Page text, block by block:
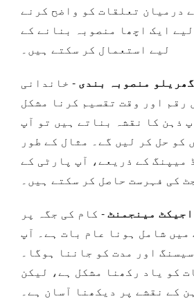
درمیان تعلقات کو واضح کرنے
ایک اچھا منصوبہ بنانے کے
لیے استعمال کر سکتے ہیں۔
منصوبہ بندی - خاندانی
رقم اور وقت تقسیم کرنا مشکل
ذہن کا نقشہ بناتے ہیں تو آپ
کو حل کر لیں گے۔ مثال کے طور
میپنگ کے ذریعے، آپ پارٹی کے
کی فہرست حاصل کر سکتے ہیں۔
مینجمنٹ- کام کی جگہ پر
شامل ہونا عام بات ہے۔ آپ
اور مدت کو جاننا ہوگا۔
کو یاد رکھنا مشکل ہے، لیکن
کے نقشے پر دیکھنا آسان ہے۔